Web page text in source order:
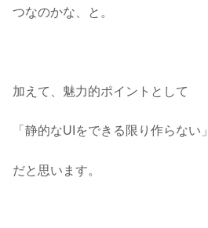
つなのかな、と。
加えて、魅力的ポイントとして
「静的なUIをできる限り作らない」
だと思います。